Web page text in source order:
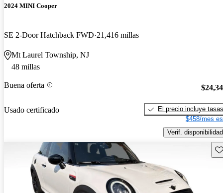
2024 MINI Cooper
SE 2-Door Hatchback FWD 21,416 millas
Mt Laurel Township, NJ
48 millas
Buena oferta
Usado certificado
El precio incluye tasas
$458/mes
Verif. disponibilidad